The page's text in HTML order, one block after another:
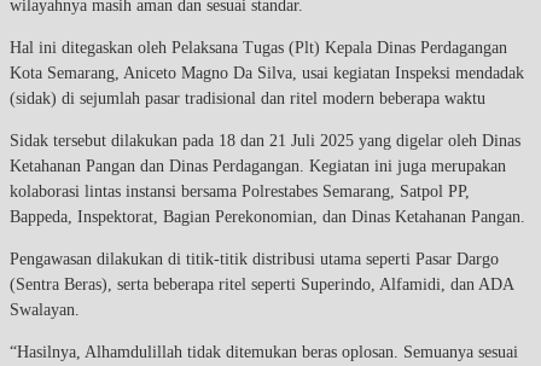
wilayahnya masih aman dan sesuai standar.
Hal ini ditegaskan oleh Pelaksana Tugas (Plt) Kepala Dinas Perdagangan
Kota Semarang, Aniceto Magno Da Silva, usai kegiatan Inspeksi mendadak
(sidak) di sejumlah pasar tradisional dan ritel modern beberapa waktu
Sidak tersebut dilakukan pada 18 dan 21 Juli 2025 yang digelar oleh Dinas
Ketahanan Pangan dan Dinas Perdagangan. Kegiatan ini juga merupakan
kolaborasi lintas instansi bersama Polrestabes Semarang, Satpol PP,
Bappeda, Inspektorat, Bagian Perekonomian, dan Dinas Ketahanan Pangan.
Pengawasan dilakukan di titik-titik distribusi utama seperti Pasar Dargo
(Sentra Beras), serta beberapa ritel seperti Superindo, Alfamidi, dan ADA
Swalayan.
“Hasilnya, Alhamdulillah tidak ditemukan beras oplosan. Semuanya sesuai